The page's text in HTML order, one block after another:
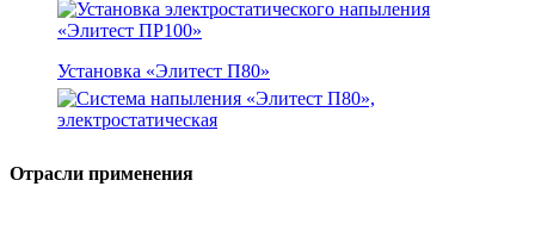
Установка «Элитест П80»
Отрасли применения